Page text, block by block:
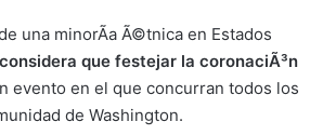
una minorÃ­a Ã©tnica en Estados
que festejar la coronaciÃ³n
evento en el que concurran todos los
de Washington.